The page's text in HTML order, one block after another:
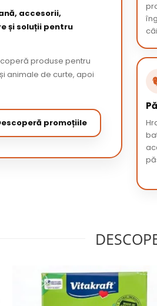
accesorii,
și soluții pentru
produse pentru
animale de curte, apoi
promoțiile